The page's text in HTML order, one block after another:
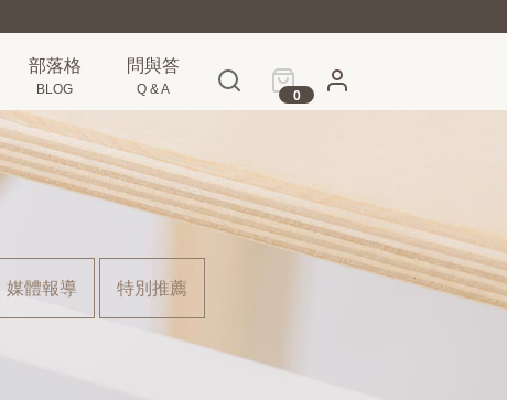
部落格
BLOG
問與答
Q & A 0
媒體報導 特別推薦